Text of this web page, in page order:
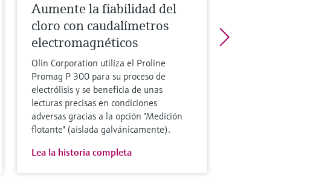
Aumente la fiabilidad del
cloro con caudalímetros
electromagnéticos
Olin Corporation utiliza el Proline
Promag P 300 para su proceso de
electrólisis y se beneficia de unas
lecturas precisas en condiciones
adversas gracias a la opción "Medición
flotante" (aislada galvánicamente).
Lea la historia completa